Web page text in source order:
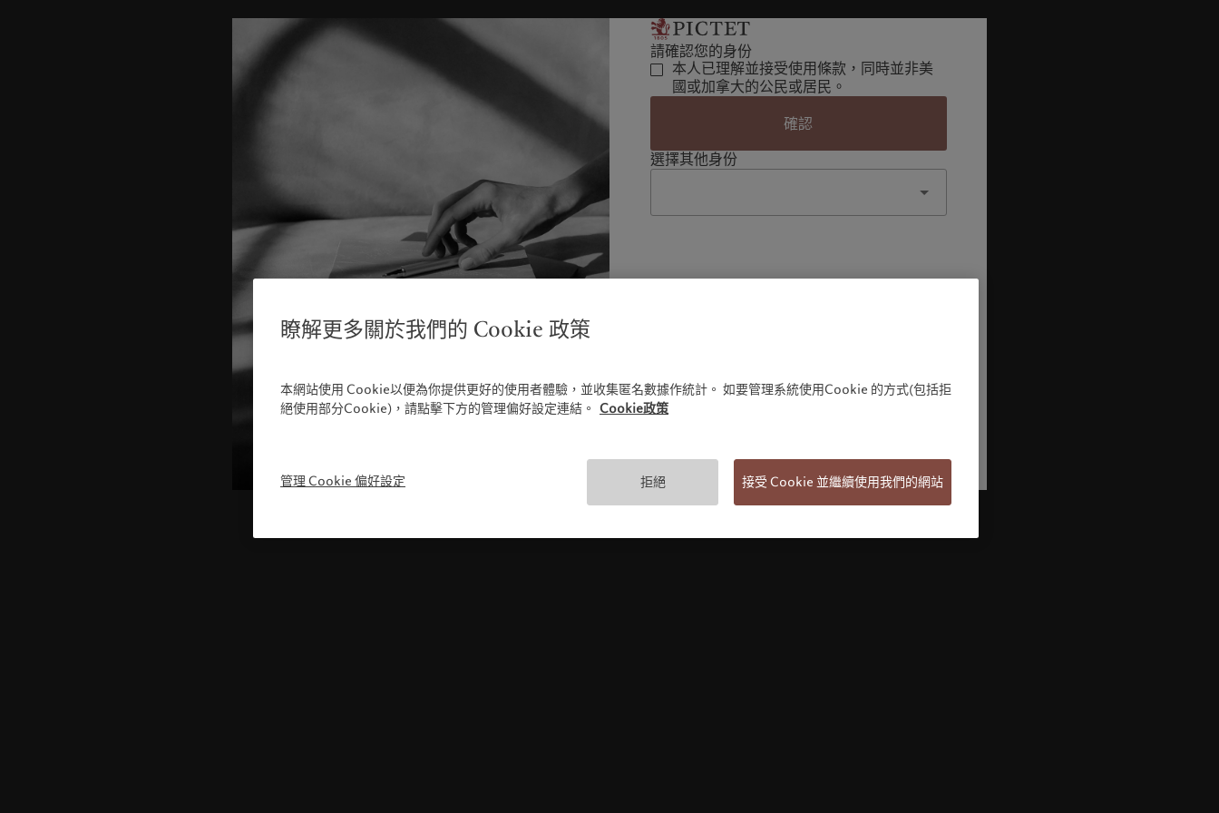
請確認您的身份
本人已理解並接受使用條款，同時並非美
國或加拿大的公民或居民。
確認
選擇其他身份
使用條款
瞭解更多關於我們的 Cookie 政策
本網站使用 Cookie以便為你提供更好的使用者體驗，並收集匿名數據作統計。 如要管理系統使用Cookie 的方式(包括拒
絕使用部分Cookie)，請點擊下方的管理偏好設定連結。 Cookie政策
管理 Cookie 偏好設定 拒絕 接受 Cookie 並繼續使用我們的網站